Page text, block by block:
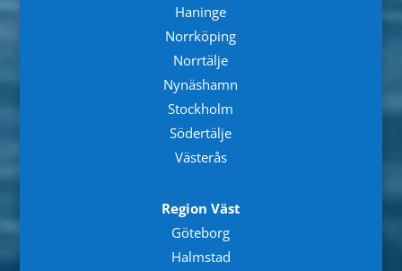
Haninge
Norrköping
Norrtälje
Nynäshamn
Stockholm
Södertälje
Västerås
Region Väst
Göteborg
Halmstad